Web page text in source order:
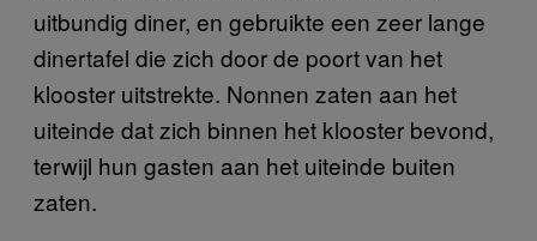
uitbundig diner, en gebruikte een zeer lange
dinertafel die zich door de poort van het
klooster uitstrekte. Nonnen zaten aan het
uiteinde dat zich binnen het klooster bevond,
terwijl hun gasten aan het uiteinde buiten
zaten.